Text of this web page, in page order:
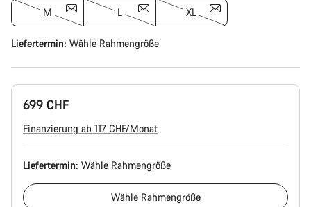
M L XL
Liefertermin: Wähle Rahmengröße
699 CHF
Finanzierung ab 117 CHF/Monat
Liefertermin: Wähle Rahmengröße
Wähle Rahmengröße